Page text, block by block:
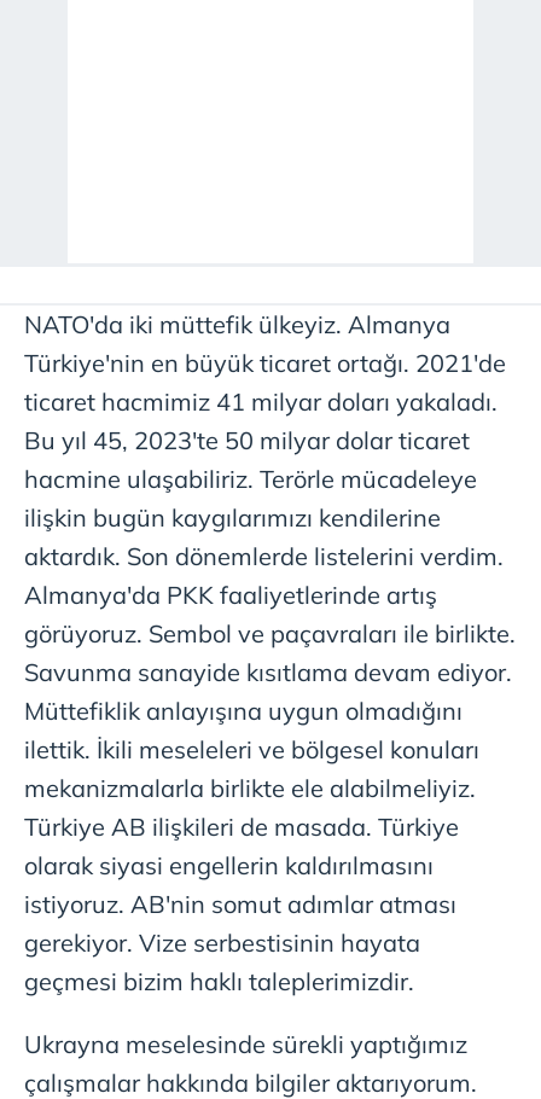
NATO'da iki müttefik ülkeyiz. Almanya
Türkiye'nin en büyük ticaret ortağı. 2021'de
ticaret hacmimiz 41 milyar doları yakaladı.
Bu yıl 45, 2023'te 50 milyar dolar ticaret
hacmine ulaşabiliriz. Terörle mücadeleye
ilişkin bugün kaygılarımızı kendilerine
aktardık. Son dönemlerde listelerini verdim.
Almanya'da PKK faaliyetlerinde artış
görüyoruz. Sembol ve paçavraları ile birlikte.
Savunma sanayide kısıtlama devam ediyor.
Müttefiklik anlayışına uygun olmadığını
ilettik. İkili meseleleri ve bölgesel konuları
mekanizmalarla birlikte ele alabilmeliyiz.
Türkiye AB ilişkileri de masada. Türkiye
olarak siyasi engellerin kaldırılmasını
istiyoruz. AB'nin somut adımlar atması
gerekiyor. Vize serbestisinin hayata
geçmesi bizim haklı taleplerimizdir.
Ukrayna meselesinde sürekli yaptığımız
çalışmalar hakkında bilgiler aktarıyorum.